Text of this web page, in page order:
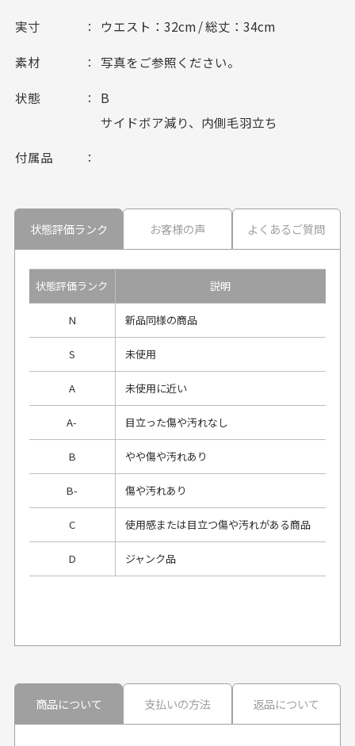
実寸 ウエスト：32cm / 総丈：34cm
素材 写真をご参照ください。
状態
B
サイドボア減り、内側毛羽立ち
付属品
状態評価ランク お客様の声 よくあるご質問
状態評価ランク 説明
N 新品同様の商品
S 未使用
A 未使用に近い
A- 目立った傷や汚れなし
B やや傷や汚れあり
B- 傷や汚れあり
C 使用感または目立つ傷や汚れがある商品
D ジャンク品
30代男性 30代男性
商品について 支払いの方法 返品について